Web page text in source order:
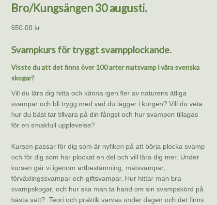
Bro/Kungsängen 30 augusti.
650.00 kr
Svampkurs för tryggt svampplockande.
Visste du att det finns över 100 arter matsvamp i våra svenska
skogar?
Vill du lära dig hitta och känna igen fler av naturens ätliga
svampar och bli trygg med vad du lägger i korgen? Vill du veta
hur du bäst tar tillvara på din fångst och hur svampen tillagas
för en smakfull upplevelse?
Kursen passar för dig som är nyfiken på att börja plocka svamp
och för dig som har plockat en del och vill lära dig mer. Under
kursen går vi igenom artbestämning, matsvampar,
förväxlingssvampar och giftsvampar. Hur hittar man bra
svampskogar, och hur ska man ta hand om sin svampskörd på
bästa sätt? Teori och praktik varvas under dagen och det finns